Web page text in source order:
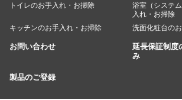
トイレのお手入れ・お掃除
浴室（システ
入れ・お掃除
キッチンのお手入れ・お掃除
洗面化粧台の
お問い合わせ
延長保証制度
み
製品のご登録